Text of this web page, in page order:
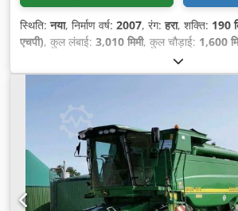
स्थिति:नया, निर्माण वर्ष: 2007, रंग:हरा, शक्ति: 190
एचपी), कुल लंबाई: 3,010 मिमी, कुल चौड़ाई: 1,600